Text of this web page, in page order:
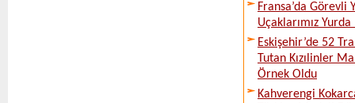
Fransa’da Görevli
Uçaklarımız
Eskişehir’de 52
Tutan Kızılinler
Örnek Oldu
Kahverengi